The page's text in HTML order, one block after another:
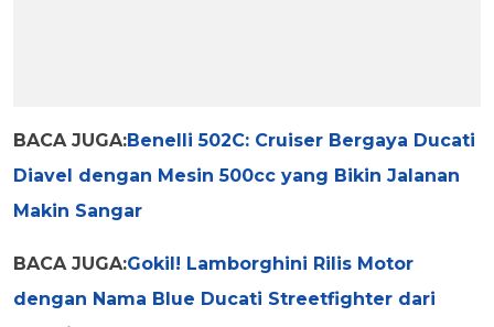
BACA JUGA:Benelli 502C: Cruiser Bergaya Ducati
Diavel dengan Mesin 500cc yang Bikin Jalanan
Makin Sangar
BACA JUGA:Gokil! Lamborghini Rilis Motor
dengan Nama Blue Ducati Streetfighter dari